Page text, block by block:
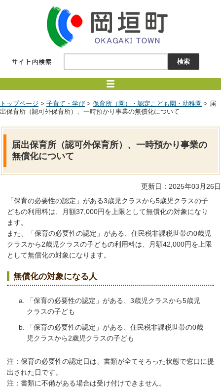
トップページ > 子育て・学び > 保育所（園）・認定こども園・幼稚園 > 届
出保育所（認可外保育所）、一時預かり事業の無償化について
届出保育所（認可外保育所）、一時預かり事業の
無償化について
更新日：2025年03月26日
「保育の必要性の認定」がある3歳児クラスから5歳児クラスの子
どもの利用料は、月額37,000円を上限として無償化の対象になり
ます。
また、「保育の必要性の認定」がある、住民税非課税世帯の0歳児
クラスから2歳児クラスの子どもの利用料は、月額42,000円を上限
として無償化の対象になります。
無償化の対象になる人
「保育の必要性の認定」がある、3歳児クラスから5歳児
クラスの子ども
「保育の必要性の認定」がある、住民税非課税世帯の0歳
児クラスから2歳児クラスの子ども
注：保育の必要性の認定日は、書類が全てそろった状態で窓口に提
出された日です。
注：書類に不備がある場合は受け付けできません。